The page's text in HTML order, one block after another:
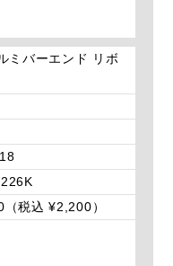
ミバーエンド リボ
税込 ¥2,200）